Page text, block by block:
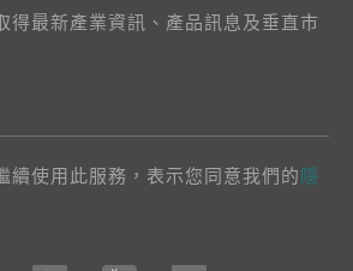
得最新產業資訊、產品訊息及垂直市
續使用此服務，表示您同意我們的 隱